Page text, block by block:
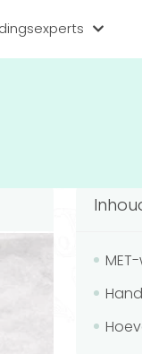
berekenen
Bedrijf aanmelden